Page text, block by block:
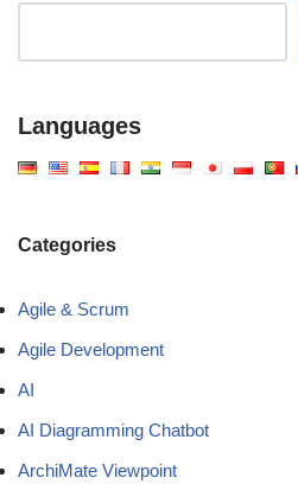
Languages
Categories
Agile & Scrum
Agile Development
AI
AI Diagramming Chatbot
ArchiMate Viewpoint